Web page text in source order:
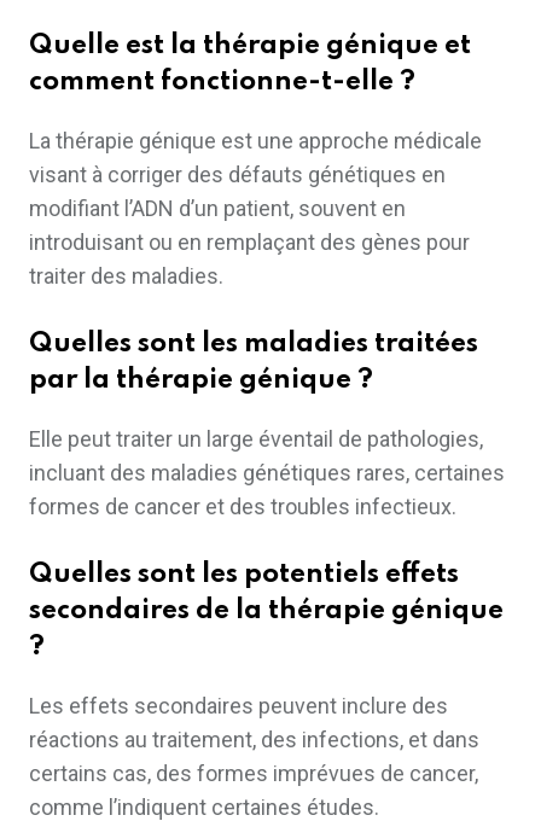
Quelle est la thérapie génique et
comment fonctionne-t-elle ?
La thérapie génique est une approche médicale
visant à corriger des défauts génétiques en
modifiant l’ADN d’un patient, souvent en
introduisant ou en remplaçant des gènes pour
traiter des maladies.
Quelles sont les maladies traitées
par la thérapie génique ?
Elle peut traiter un large éventail de pathologies,
incluant des maladies génétiques rares, certaines
formes de cancer et des troubles infectieux.
Quelles sont les potentiels effets
secondaires de la thérapie génique
?
Les effets secondaires peuvent inclure des
réactions au traitement, des infections, et dans
certains cas, des formes imprévues de cancer,
comme l’indiquent certaines études.